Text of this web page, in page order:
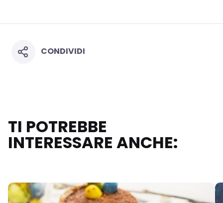
CONDIVIDI
TI POTREBBE
INTERESSARE ANCHE: